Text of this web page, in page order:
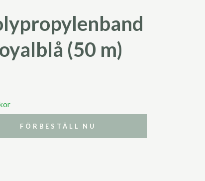
(50 m)
FÖRBESTÄLL NU